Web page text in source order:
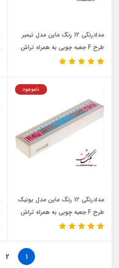
مدادرنگی 12 رنگ ماین مدل تیمبر
طرح F جعبه چوبی به همراه تراش
ناموجود
مدادرنگی 12 رنگ ماین مدل یونیک
طرح F جعبه چوبی به همراه تراش
1
2